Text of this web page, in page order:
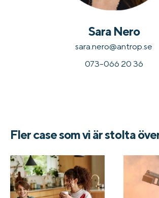
Sara Nero
sara.nero@antrop.se
073-066 20 36
Fler case som vi är stolta